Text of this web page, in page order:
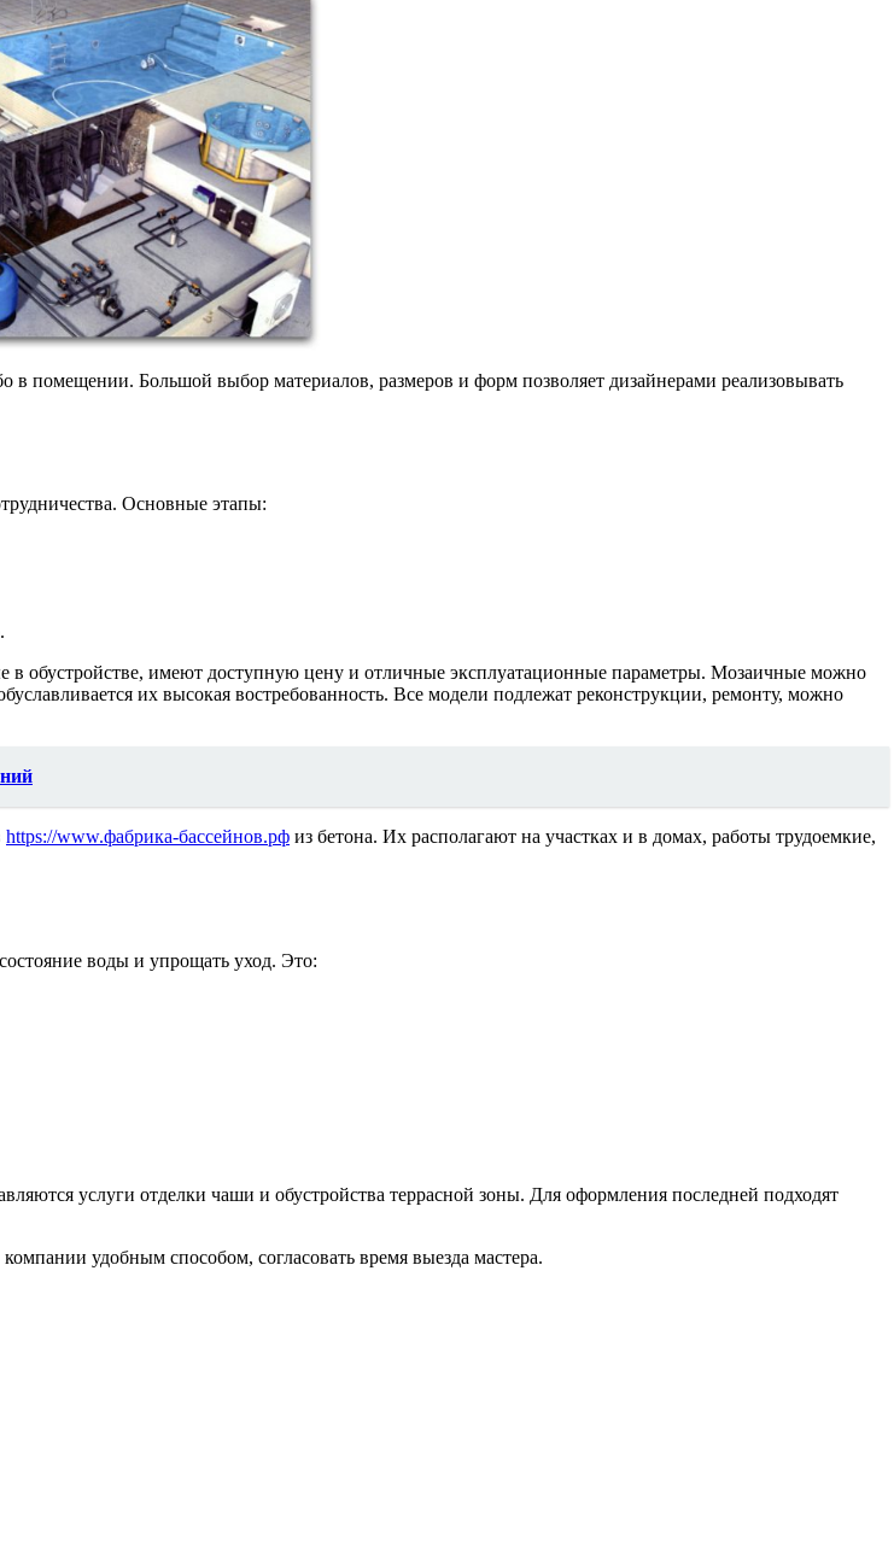
в помещении. Большой выбор материалов, размеров и форм позволяет дизайнерами реализовывать
Основные этапы:
в обустройстве, имеют доступную цену и отличные эксплуатационные параметры. Мозаичные можно
их высокая востребованность. Все модели подлежат реконструкции, ремонту, можно
https://www.фабрика-бассейнов.рф из бетона. Их располагают на участках и в домах, работы трудоемкие,
воды и упрощать уход. Это:
услуги отделки чаши и обустройства террасной зоны. Для оформления последней подходят
удобным способом, согласовать время выезда мастера.